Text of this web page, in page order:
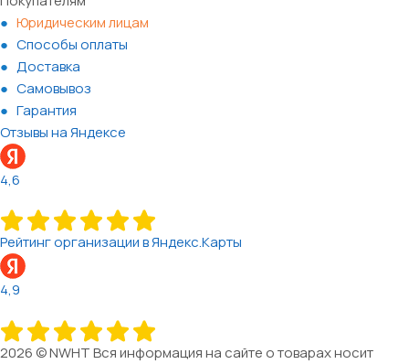
Юридическим лицам
Способы оплаты
Доставка
Самовывоз
Гарантия
Отзывы на Яндексе
4,6
Рейтинг организации в Яндекс.Карты
4,9
2026 © NWHT Вся информация на сайте о товарах носит